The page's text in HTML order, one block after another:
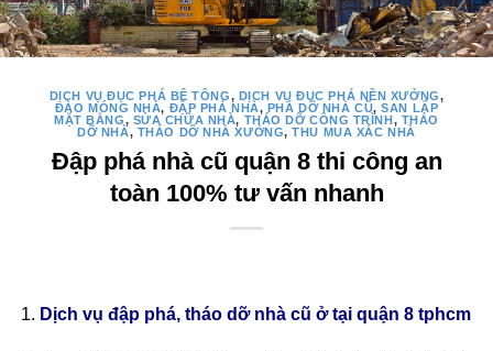
DỊCH VỤ ĐỤC PHÁ BÊ TÔNG DỊCH VỤ ĐỤC PHÁ NỀN XƯỞNG
ĐÀO MÓNG NHÀ
ĐẬP PHÁ NHÀ PHÁ DỠ NHÀ CŨ ,SAN LẤP
MẶT BẰNG
SỬA CHỮA NHÀ THÁO DỠ CÔNG TRÌNH
THÁO
DỠ NHÀ
THÁO DỠ NHÀ XƯỞNG ,THU MUA XÁC NHÀ
Đập phá nhà cũ quận 8 thi công an
toàn 100% tư vấn nhanh
Dịch vụ đập phá, tháo dỡ nhà cũ ở tại quận 8 tphcm